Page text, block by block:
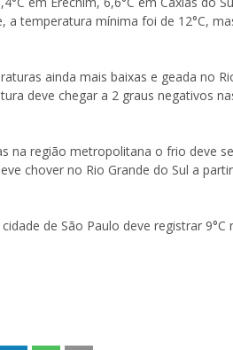
a temperatura mínima foi de 12°C,
ainda mais baixas e geada no
deve chegar a 2 graus negativos
na região metropolitana o frio deve
chover no Rio Grande do Sul a
de São Paulo deve registrar 9°C